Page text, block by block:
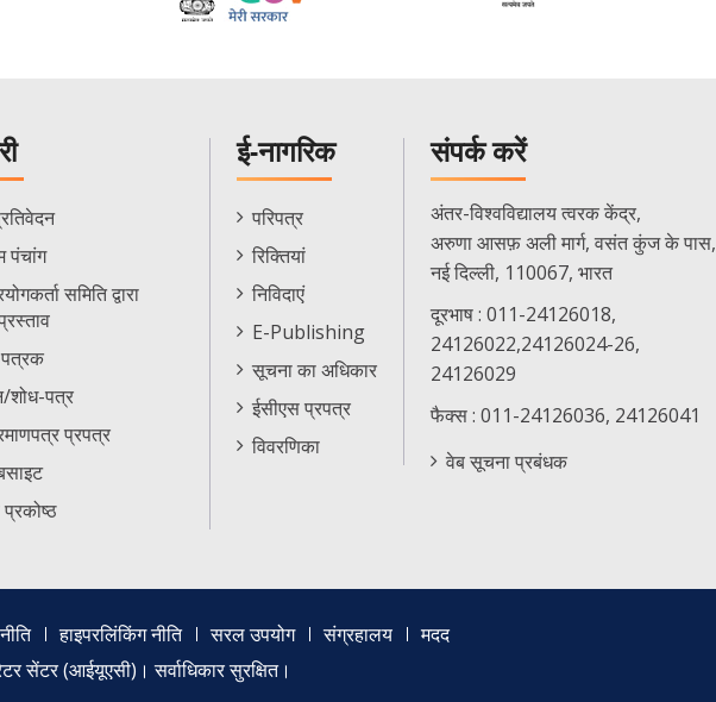
पंचांग
समिति द्वारा
पत्रक
शोध-पत्र
प्रपत्र
प्रकोष्ठ
ई-नागरिक
E-
Citizen
Menu
परिपत्र
रिक्तियां
निविदाएं
E-Publishing
सूचना का अधिकार
ईसीएस प्रपत्र
विवरणिका
संपर्क करें
अंतर-विश्वविद्यालय त्वरक केंद्र,
अरुणा आसफ़ अली मार्ग, वसंत कुंज के पास,
नई दिल्ली, 110067, भारत
दूरभाष : 011-24126018,
24126022,24126024-26,
24126029
फैक्स : 011-24126036, 24126041
वेब सूचना प्रबंधक
हाइपरलिंकिंग नीति सरल उपयोग संग्रहालय मदद
सेंटर (आईयूएसी)। सर्वाधिकार सुरक्षित।